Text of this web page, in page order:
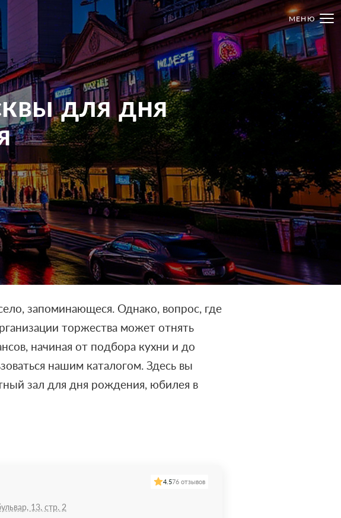
МЕНЮ
для дня
запоминающеся. Однако, вопрос, где
торжества может отнять
начиная от подбора кухни и до
нашим каталогом. Здесь вы
зал для дня рождения, юбилея в
4.576 отзывов
13, стр. 2